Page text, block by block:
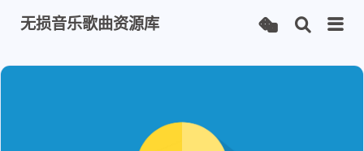
无损音乐歌曲资源库